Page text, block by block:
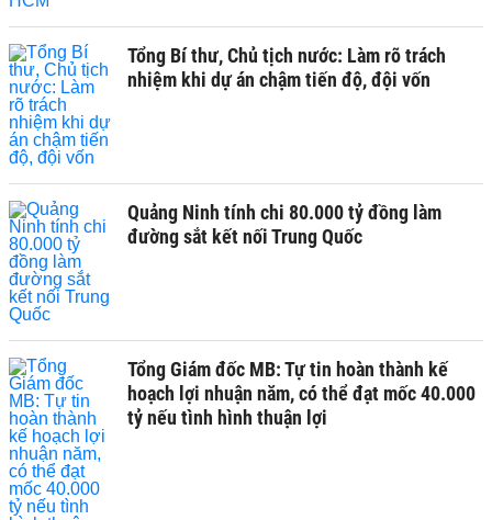
Tổng Bí thư, Chủ tịch nước: Làm rõ trách
nhiệm khi dự án chậm tiến độ, đội vốn
Quảng Ninh tính chi 80.000 tỷ đồng làm
đường sắt kết nối Trung Quốc
Tổng Giám đốc MB: Tự tin hoàn thành kế
hoạch lợi nhuận năm, có thể đạt mốc 40.000
tỷ nếu tình hình thuận lợi